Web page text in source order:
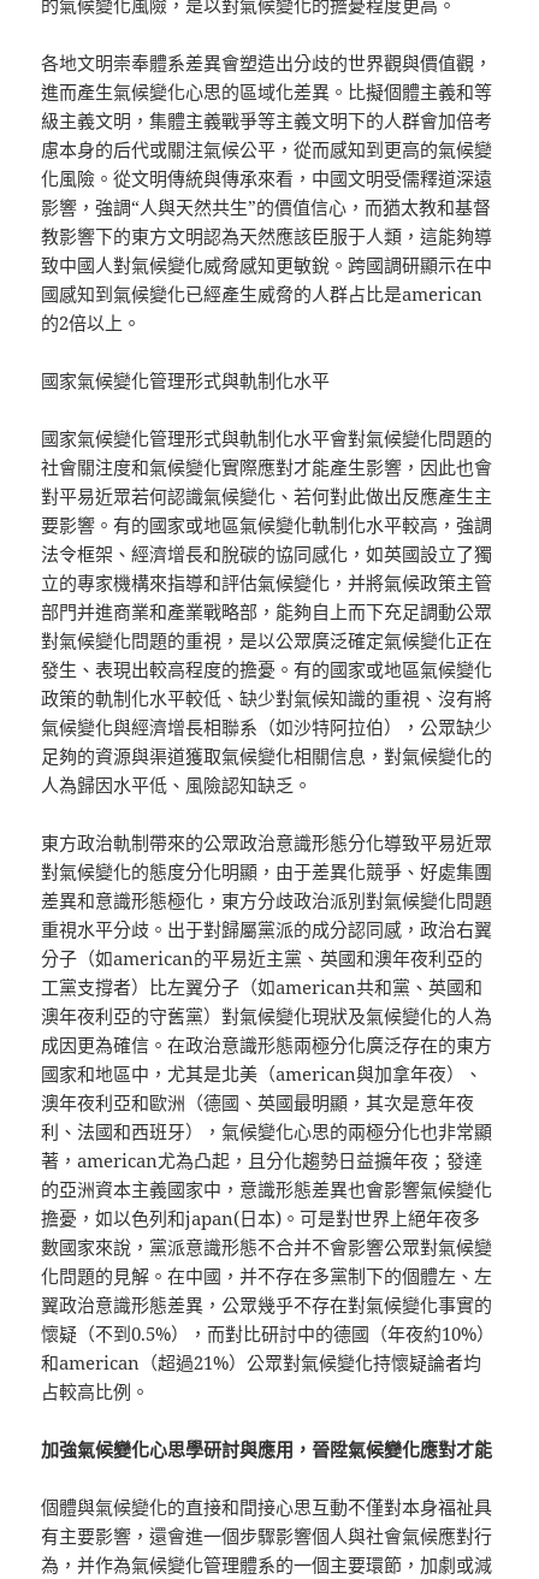
的氣候變化風險，是以對氣候變化的擔憂程度更高。
各地文明崇奉體系差異會塑造出分歧的世界觀與價值觀，
進而產生氣候變化心思的區域化差異。比擬個體主義和等
級主義文明，集體主義戰爭等主義文明下的人群會加倍考
慮本身的后代或關注氣候公平，從而感知到更高的氣候變
化風險。從文明傳統與傳承來看，中國文明受儒釋道深遠
影響，強調“人與天然共生”的價值信心，而猶太教和基督
教影響下的東方文明認為天然應該臣服于人類，這能夠導
致中國人對氣候變化威脅感知更敏銳。跨國調研顯示在中
國感知到氣候變化已經產生威脅的人群占比是american
的2倍以上。
國家氣候變化管理形式與軌制化水平
國家氣候變化管理形式與軌制化水平會對氣候變化問題的
社會關注度和氣候變化實際應對才能產生影響，因此也會
對平易近眾若何認識氣候變化、若何對此做出反應產生主
要影響。有的國家或地區氣候變化軌制化水平較高，強調
法令框架、經濟增長和脫碳的協同感化，如英國設立了獨
立的專家機構來指導和評估氣候變化，并將氣候政策主管
部門并進商業和產業戰略部，能夠自上而下充足調動公眾
對氣候變化問題的重視，是以公眾廣泛確定氣候變化正在
發生、表現出較高程度的擔憂。有的國家或地區氣候變化
政策的軌制化水平較低、缺少對氣候知識的重視、沒有將
氣候變化與經濟增長相聯系（如沙特阿拉伯），公眾缺少
足夠的資源與渠道獲取氣候變化相關信息，對氣候變化的
人為歸因水平低、風險認知缺乏。
東方政治軌制帶來的公眾政治意識形態分化導致平易近眾
對氣候變化的態度分化明顯，由于差異化競爭、好處集團
差異和意識形態極化，東方分歧政治派別對氣候變化問題
重視水平分歧。出于對歸屬黨派的成分認同感，政治右翼
分子（如american的平易近主黨、英國和澳年夜利亞的
工黨支撐者）比左翼分子（如american共和黨、英國和
澳年夜利亞的守舊黨）對氣候變化現狀及氣候變化的人為
成因更為確信。在政治意識形態兩極分化廣泛存在的東方
國家和地區中，尤其是北美（american與加拿年夜）、
澳年夜利亞和歐洲（德國、英國最明顯，其次是意年夜
利、法國和西班牙），氣候變化心思的兩極分化也非常顯
著，american尤為凸起，且分化趨勢日益擴年夜；發達
的亞洲資本主義國家中，意識形態差異也會影響氣候變化
擔憂，如以色列和japan(日本)。可是對世界上絕年夜多
數國家來說，黨派意識形態不合并不會影響公眾對氣候變
化問題的見解。在中國，并不存在多黨制下的個體左、左
翼政治意識形態差異，公眾幾乎不存在對氣候變化事實的
懷疑（不到0.5%），而對比研討中的德國（年夜約10%）
和american（超過21%）公眾對氣候變化持懷疑論者均
占較高比例。
加強氣候變化心思學研討與應用，晉陞氣候變化應對才能
個體與氣候變化的直接和間接心思互動不僅對本身福祉具
有主要影響，還會進一個步驟影響個人與社會氣候應對行
為，并作為氣候變化管理體系的一個主要環節，加劇或減